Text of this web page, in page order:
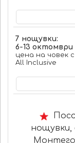
7 нощувки:
6-13 октомври
цена на човек
All Inclusive